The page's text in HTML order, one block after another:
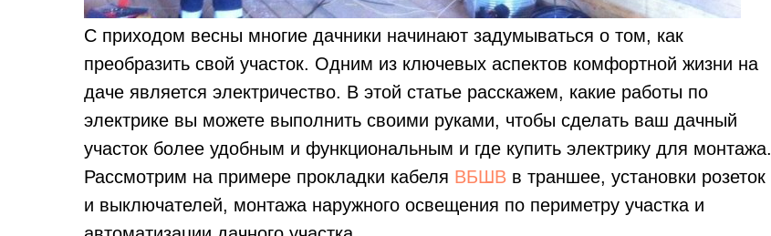
С приходом весны многие дачники начинают задумываться о том, как
преобразить свой участок. Одним из ключевых аспектов комфортной жизни на
даче является электричество. В этой статье расскажем, какие работы по
электрике вы можете выполнить своими руками, чтобы сделать ваш дачный
участок более удобным и функциональным и где купить электрику для монтажа.
Рассмотрим на примере прокладки кабеля ВБШВ в траншее, установки розеток
и выключателей, монтажа наружного освещения по периметру участка и